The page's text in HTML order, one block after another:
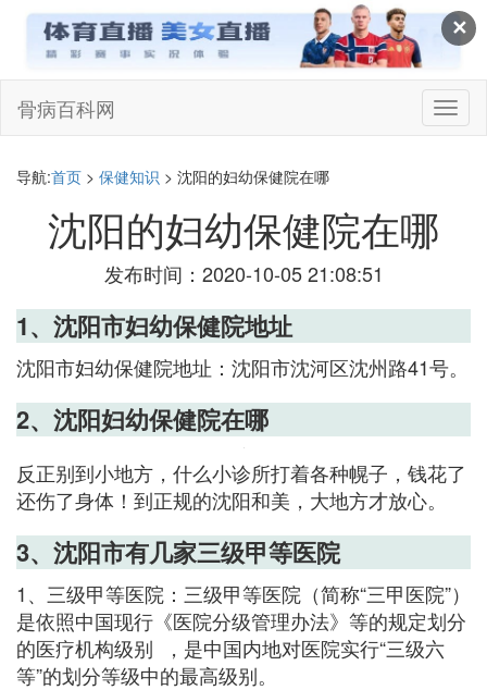
✕
切
换
骨病百科网
导航:首页 > 保健知识 > 沈阳的妇幼保健院在哪
沈阳的妇幼保健院在哪
发布时间：2020-10-05 21:08:51
1、沈阳市妇幼保健院地址
沈阳市妇幼保健院地址：沈阳市沈河区沈州路41号。
2、沈阳妇幼保健院在哪
反正别到小地方，什么小诊所打着各种幌子，钱花了
还伤了身体！到正规的沈阳和美，大地方才放心。
3、沈阳市有几家三级甲等医院
1、三级甲等医院：三级甲等医院（简称“三甲医院”）
是依照中国现行《医院分级管理办法》等的规定划分
的医疗机构级别 ，是中国内地对医院实行“三级六
等”的划分等级中的最高级别。